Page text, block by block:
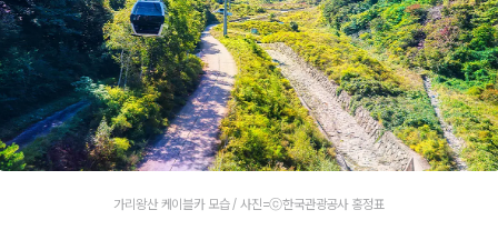
가리왕산 케이블카 모습 / 사진=ⓒ한국관광공사 홍정표